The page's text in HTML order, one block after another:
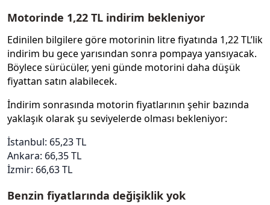
Motorinde 1,22 TL indirim bekleniyor
Edinilen bilgilere göre motorinin litre fiyatında 1,22 TL’lik
indirim bu gece yarısından sonra pompaya yansıyacak.
Böylece sürücüler, yeni günde motorini daha düşük
fiyattan satın alabilecek.
İndirim sonrasında motorin fiyatlarının şehir bazında
yaklaşık olarak şu seviyelerde olması bekleniyor:
İstanbul: 65,23 TL
Ankara: 66,35 TL
İzmir: 66,63 TL
Benzin fiyatlarında değişiklik yok